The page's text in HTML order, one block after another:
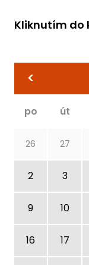
Kliknutím do
<
po út
26 27
2 3
9 10
16 17